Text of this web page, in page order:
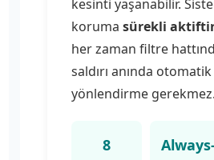
kesinti yaşanabilir.
koruma sürekli
her zaman filtre
saldırı anında otomatik
yönlendirme gerekmez.
8